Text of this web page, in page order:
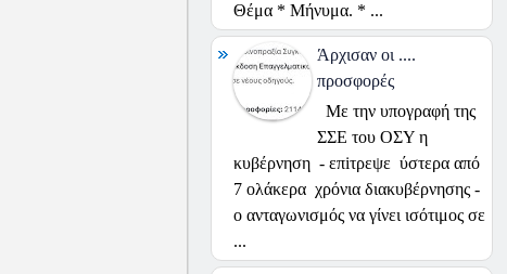
Θέμα * Μήνυμα. * ...
Άρχισαν οι ....
προσφορές
Με την υπογραφή της
ΣΣΕ του ΟΣΥ η
κυβέρνηση - επiτρεψε ύστερα από
7 ολάκερα χρόνια διακυβέρνησης -
ο ανταγωνισμός να γίνει ισότιμος σε
...